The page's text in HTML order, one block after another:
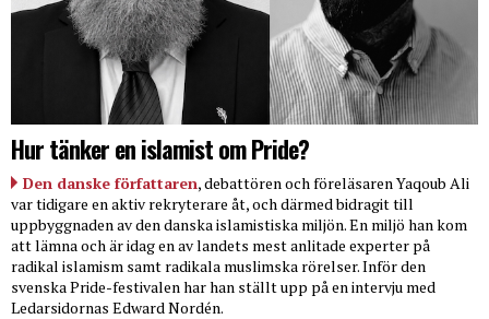
Hur tänker en islamist om Pride?
Den danske författaren, debattören och föreläsaren Yaqoub Ali
var tidigare en aktiv rekryterare åt, och därmed bidragit till
uppbyggnaden av den danska islamistiska miljön. En miljö han kom
att lämna och är idag en av landets mest anlitade experter på
radikal islamism samt radikala muslimska rörelser. Inför den
svenska Pride-festivalen har han ställt upp på en intervju med
Ledarsidornas Edward Nordén.